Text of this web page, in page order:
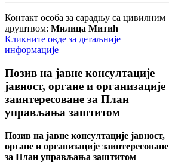
Контакт особа за сарадњу са цивилним
друштвом: Милица Митић
Кликните овде за детаљније
информације
Позив на јавне консултације
јавност, органе и организације
заинтересоване за План
управљања заштитом
Позив на јавне консултације јавност,
органе и организације заинтересоване
за План управљања заштитом